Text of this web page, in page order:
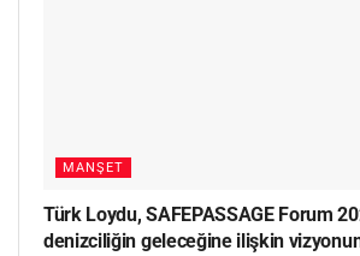
MANŞET
Türk Loydu, SAFEPASSAGE Forum
denizciliğin geleceğine ilişkin